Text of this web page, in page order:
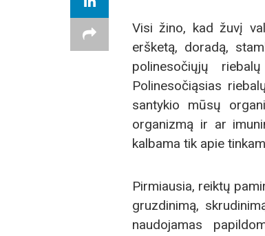
Visi žino, kad žuvį
eršketą, doradą,
polinesočiųjų
Polinesočiąsias
santykio mūsų
organizmą ir ar
kalbama tik apie
Pirmiausia, reiktų
gruzdinimą,
naudojamas